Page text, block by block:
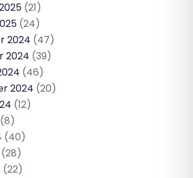
(21)
(24)
2024 (47)
2024 (39)
(46)
2024 (20)
(12)
(8)
(40)
(28)
(22)